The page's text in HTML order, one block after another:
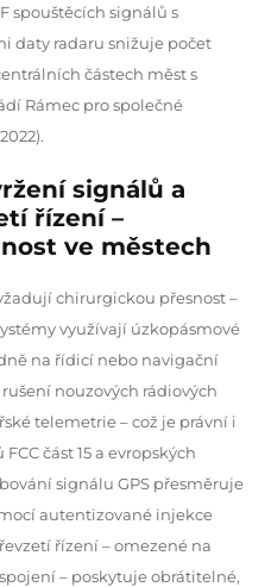
spouštěcích signálů s
daty radaru snižuje počet
částech měst s
Rámec pro společné
signálů a
řízení –
ve městech
chirurgickou přesnost –
využívají úzkopásmové
na řídicí nebo navigační
nouzových rádiových
telemetrie – což je právní i
část 15 a evropských
signálu GPS přesměruje
autentizované injekce
řízení – omezené na
– poskytuje obrátitelné,